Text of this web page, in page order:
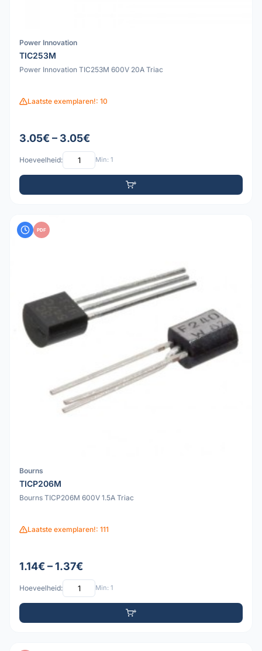
Power Innovation
TIC253M
Power Innovation TIC253M 600V 20A Triac
Laatste exemplaren!: 10
3.05€ – 3.05€
Hoeveelheid: Min: 1
PDF
Bourns
TICP206M
Bourns TICP206M 600V 1.5A Triac
Laatste exemplaren!: 111
1.14€ – 1.37€
Hoeveelheid: Min: 1